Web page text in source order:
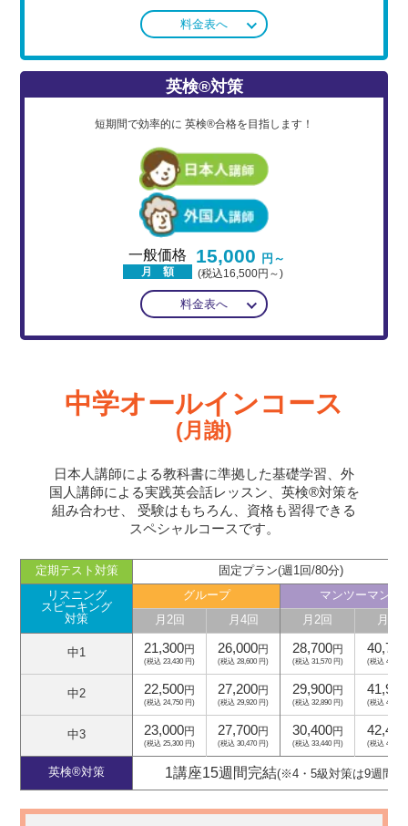
料金表へ
英検®対策
短期間で効率的に 英検®合格を目指します！
一般価格
月 額
15,000 円～
(税込16,500円～)
料金表へ
中学オールインコース
(月謝)
日本人講師による教科書に準拠した基礎学習、外
国人講師による実践英会話レッスン、英検®対策を
組み合わせ、
受験はもちろん、資格も習得できる
スペシャルコースです。
定期テスト対策
固定プラン(週1回/80分)
リスニング
スピーキング
対策
グループ
マンツーマン
月2回
月4回 月2回 月4回
中1 21,300円
(税込 23,430 円)
26,000円
(税込 28,600 円)
28,700円
(税込 31,570 円)
40,700
(税込 44,770
中2 22,500円
(税込 24,750 円)
27,200円
(税込 29,920 円)
29,900円
(税込 32,890 円)
41,900
(税込 46,090
中3 23,000円
(税込 25,300 円)
27,700円
(税込 30,470 円)
30,400円
(税込 33,440 円)
42,400
(税込 46,640
英検®対策 1講座15週間完結(※4・5級対策は9週間)